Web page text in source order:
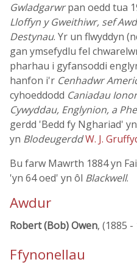
Gwladgarwrpan oedd tua
Lloffyn y Gweithiwr, sef
Destynau. Yr un flwyddyn
gan ymsefydlu fel
pharhau i gyfansoddi
hanfon i'r Cenhadwr
cyhoeddodd Caniadau
Cywyddau, Englynion, a
gerdd 'Bedd fy Nghariad'
yn BlodeugerddW. J.
Bu farw Mawrth 1884 yn
'yn 64 oed' yn ôl Blackwell.
Awdur
Robert (Bob) Owen, (1885 -
Ffynonellau